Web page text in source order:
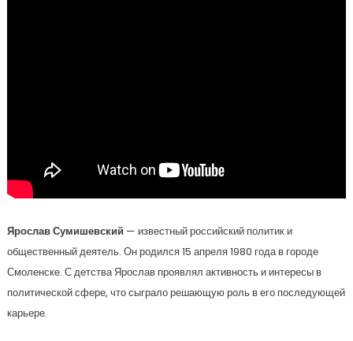
Ярослав Сумишевский — известный российский политик и
общественный деятель. Он родился 15 апреля 1980 года в городе
Смоленске. С детства Ярослав проявлял активность и интересы в
политической сфере, что сыграло решающую роль в его последующей
карьере.